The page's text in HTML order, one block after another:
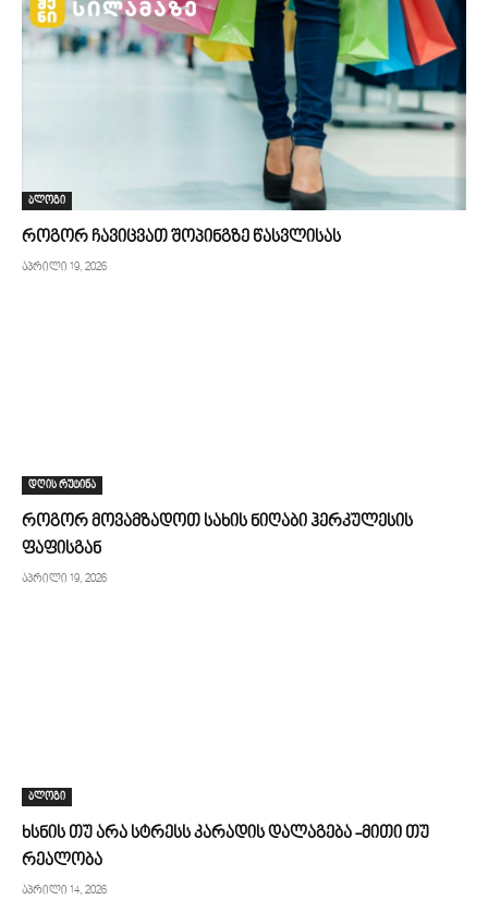
ბლოგი
როგორ ჩავიცვათ შოპინგზე წასვლისას
აპრილი 19, 2026
დღის რუტინა
როგორ მოვამზადოთ სახის ნიღაბი ჰერკულესის
ფაფისგან
აპრილი 19, 2026
ბლოგი
ხსნის თუ არა სტრესს კარადის დალაგება -მითი თუ
რეალობა
აპრილი 14, 2026